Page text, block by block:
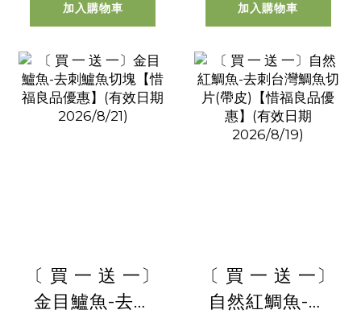
加入購物車 加入購物車
〔 買 一 送 一〕
金目鱸魚-去刺
〔 買 一 送 一〕
自然紅鯛魚-去